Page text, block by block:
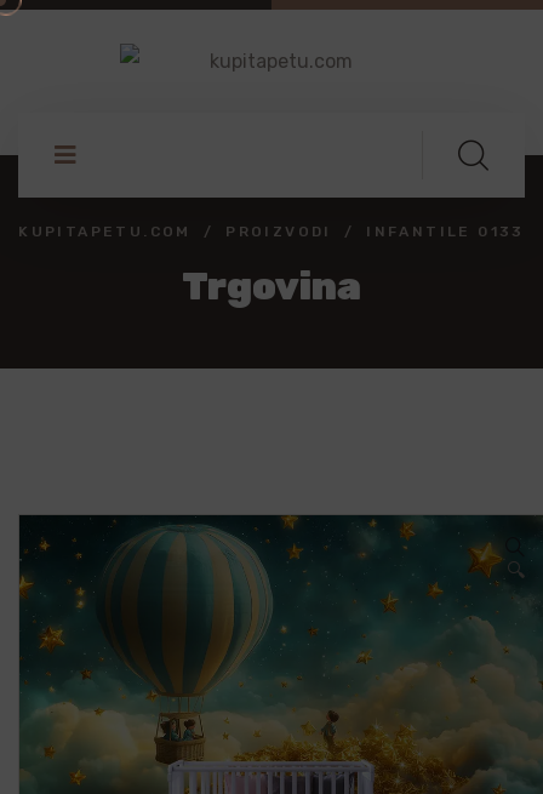
KUPITAPETU.COM PROIZVODI INFANTILE 0133
Trgovina
🔍